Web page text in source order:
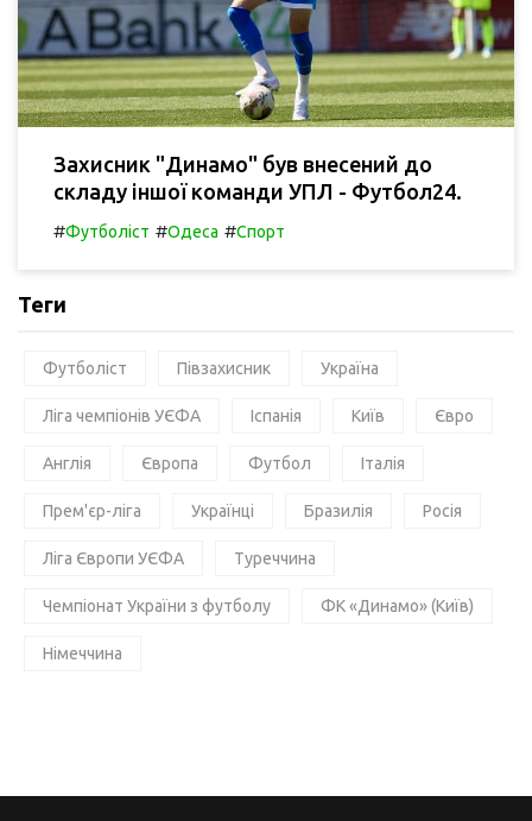
Захисник "Динамо" був внесений до
складу іншої команди УПЛ - Футбол24.
#Футболіст #Одеса #Спорт
Теги
Футболіст Півзахисник Україна
Ліга чемпіонів УЄФА Іспанія Київ Євро
Англія Європа Футбол Італія
Прем'єр-ліга Українці Бразилія Росія
Ліга Європи УЄФА Туреччина
Чемпіонат України з футболу ФК «Динамо» (Київ)
Німеччина